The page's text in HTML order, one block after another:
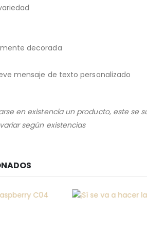
decorada
mensaje de texto personalizado
en existencia un producto, este se
según existencias